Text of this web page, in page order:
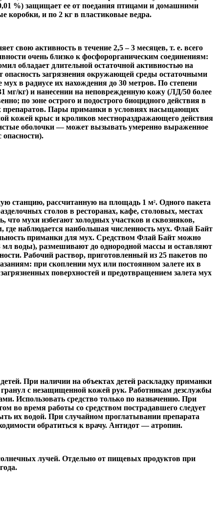
%) защищает ее от поедания птицами и домашними
и по 2 кг в пластиковые ведра.
свою активность в течение 2,5 – 3 месяцев, т. е. всего
очень близко к фосфорорганическим соединениям:
обладает длительной остаточной активностью на
опасность загрязнения окружающей среды остаточными
в радиусе их нахождения до 30 метров. По степени
мг/кг) и нанесении на неповрежденную кожу (ЛД/50 более
по зоне острого и подострого биоцидного действия в
препаратов. Пары приманки в условиях насыщающих
кожей крыс и кроликов местнораздражающего действия
оболочки — может вызывать умеренно выраженное
опасности).
станцию, рассчитанную на площадь 1 м2. Одного пакета
столов в ресторанах, кафе, столовых, местах
мухи избегают холодных участков и сквозняков,
где наблюдается наибольшая численность мух. Флай Байт
приманки для мух. Средством Флай Байт можно
мл воды), размешивают до однородной массы и оставляют
Рабочий раствор, приготовленный из 25 пакетов по
при скоплении мух или постоянном залете их в
поверхностей и предотвращением залета мух
При наличии на объектах детей раскладку приманки
с незащищенной кожей рук. Работникам дезслужбы
Использовать средство только по назначению. При
во время работы со средством пострадавшего следует
их водой. При случайном проглатывании препарата
обратиться к врачу. Антидот — атропин.
лучей. Отдельно от пищевых продуктов при